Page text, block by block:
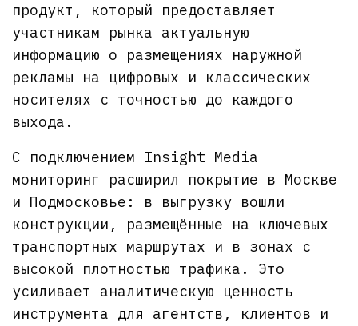
продукт, который предоставляет
участникам рынка актуальную
информацию о размещениях наружной
рекламы на цифровых и классических
носителях с точностью до каждого
выхода.
С подключением Insight Media
мониторинг расширил покрытие в Москве
и Подмосковье: в выгрузку вошли
конструкции, размещённые на ключевых
транспортных маршрутах и в зонах с
высокой плотностью трафика. Это
усиливает аналитическую ценность
инструмента для агентств, клиентов и